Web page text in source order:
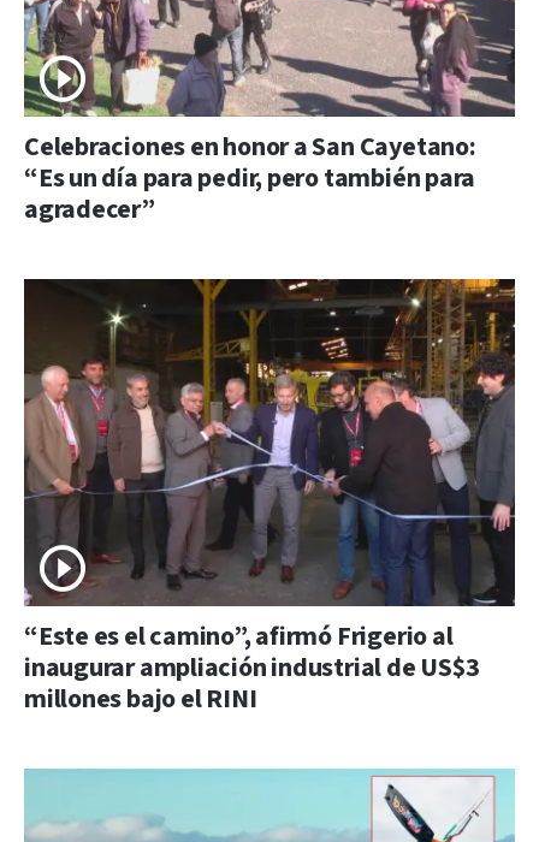
Celebraciones en honor a San Cayetano:
“Es un día para pedir, pero también para
agradecer”
“Este es el camino”, afirmó Frigerio al
inaugurar ampliación industrial de US$3
millones bajo el RINI